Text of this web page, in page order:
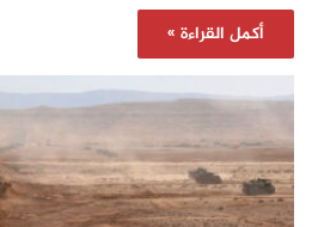
أكمل القراءة »